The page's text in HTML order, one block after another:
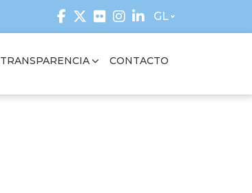
GL
TRANSPARENCIA CONTACTO